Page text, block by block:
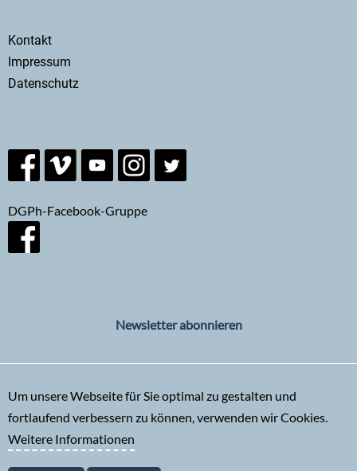
Secondary
menu
Kontakt
Impressum
Datenschutz
DGPh-Facebook-Gruppe
Newsletter abonnieren
Um unsere Webseite für Sie optimal zu gestalten und
fortlaufend verbessern zu können, verwenden wir Cookies.
Weitere Informationen